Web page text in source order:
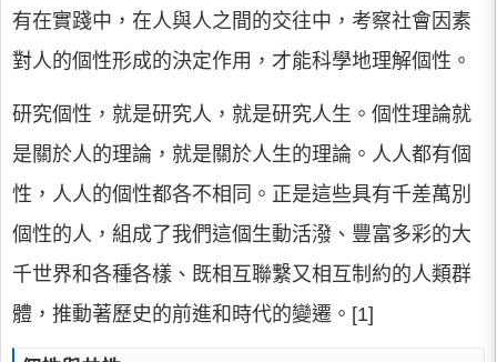
有在實踐中，在人與人之間的交往中，考察社會因素
對人的個性形成的決定作用，才能科學地理解個性。
研究個性，就是研究人，就是研究人生。個性理論就
是關於人的理論，就是關於人生的理論。人人都有個
性，人人的個性都各不相同。正是這些具有千差萬別
個性的人，組成了我們這個生動活潑、豐富多彩的大
千世界和各種各樣、既相互聯繫又相互制約的人類群
體，推動著歷史的前進和時代的變遷。[1]